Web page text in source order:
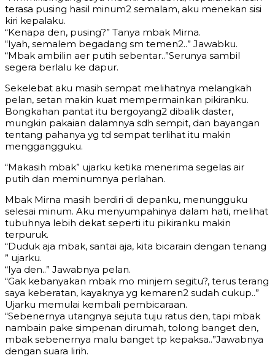
terasa pusing hasil minum2 semalam, aku menekan sisi
kiri kepalaku.
“Kenapa den, pusing?” Tanya mbak Mirna.
“Iyah, semalem begadang sm temen2..” Jawabku.
“Mbak ambilin aer putih sebentar..”Serunya sambil
segera berlalu ke dapur.
Sekelebat aku masih sempat melihatnya melangkah
pelan, setan makin kuat mempermainkan pikiranku.
Bongkahan pantat itu bergoyang2 dibalik daster,
mungkin pakaian dalamnya sdh sempit, dan bayangan
tentang pahanya yg td sempat terlihat itu makin
menggangguku.
“Makasih mbak” ujarku ketika menerima segelas air
putih dan meminumnya perlahan.
Mbak Mirna masih berdiri di depanku, menungguku
selesai minum. Aku menyumpahinya dalam hati, melihat
tubuhnya lebih dekat seperti itu pikiranku makin
terpuruk.
“Duduk aja mbak, santai aja, kita bicarain dengan tenang
” ujarku.
“Iya den..” Jawabnya pelan.
“Gak kebanyakan mbak mo minjem segitu?, terus terang
saya keberatan, kayaknya yg kemaren2 sudah cukup..”
Ujarku memulai kembali pembicaraan.
“Sebenernya utangnya sejuta tuju ratus den, tapi mbak
nambain pake simpenan dirumah, tolong banget den,
mbak sebenernya malu banget tp kepaksa..”Jawabnya
dengan suara lirih.